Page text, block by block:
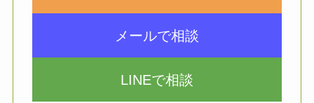
メールで相談
LINEで相談